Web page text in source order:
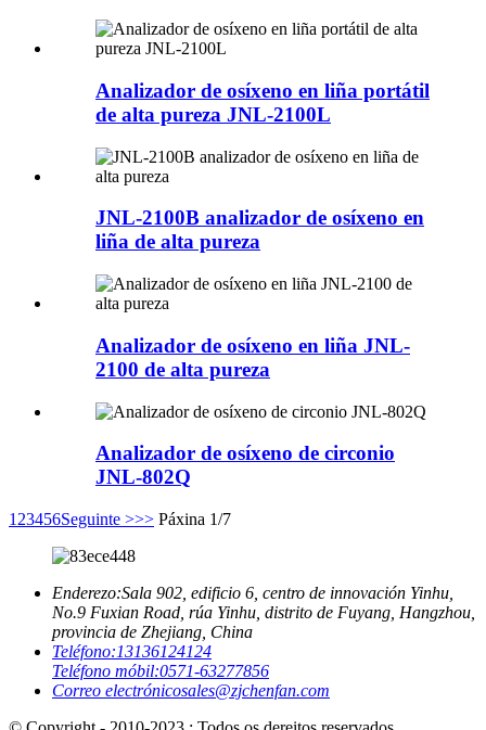
Analizador de osíxeno en liña portátil
de alta pureza JNL-2100L
JNL-2100B analizador de osíxeno en
liña de alta pureza
Analizador de osíxeno en liña JNL-
2100 de alta pureza
Analizador de osíxeno de circonio
JNL-802Q
1 23456Seguinte >>> Páxina 1/7
Enderezo:Sala 902, edificio 6, centro de innovación Yinhu,
No.9 Fuxian Road, rúa Yinhu, distrito de Fuyang, Hangzhou,
provincia de Zhejiang, China
Teléfono:13136124124
Teléfono móbil:0571-63277856
Correo electrónicosales@zjchenfan.com